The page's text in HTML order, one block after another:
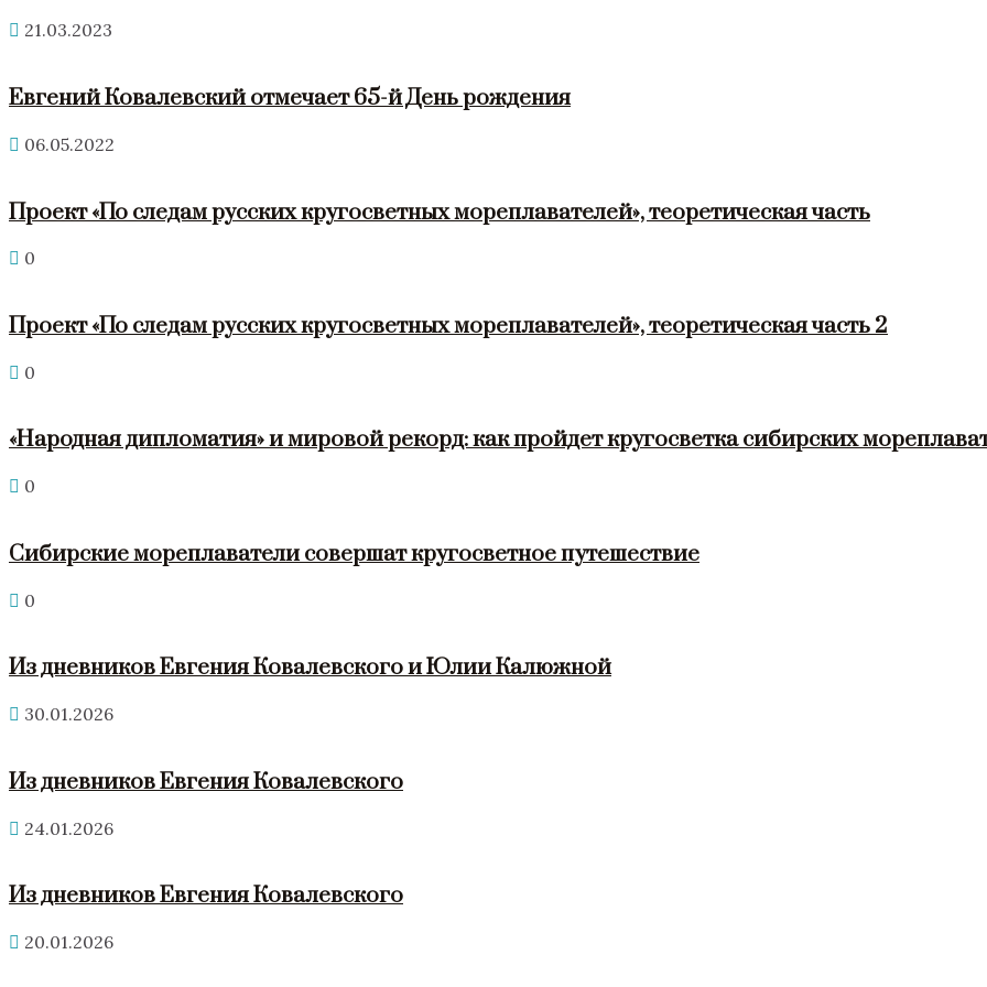
21.03.2023
Евгений Ковалевский отмечает 65-й День рождения
06.05.2022
Проект «По следам русских кругосветных мореплавателей», теоретическая часть
0
Проект «По следам русских кругосветных мореплавателей», теоретическая часть 2
0
«Народная дипломатия» и мировой рекорд: как пройдет кругосветка сибирских
0
Сибирские мореплаватели совершат кругосветное путешествие
0
Из дневников Евгения Ковалевского и Юлии Калюжной
30.01.2026
Из дневников Евгения Ковалевского
24.01.2026
Из дневников Евгения Ковалевского
20.01.2026